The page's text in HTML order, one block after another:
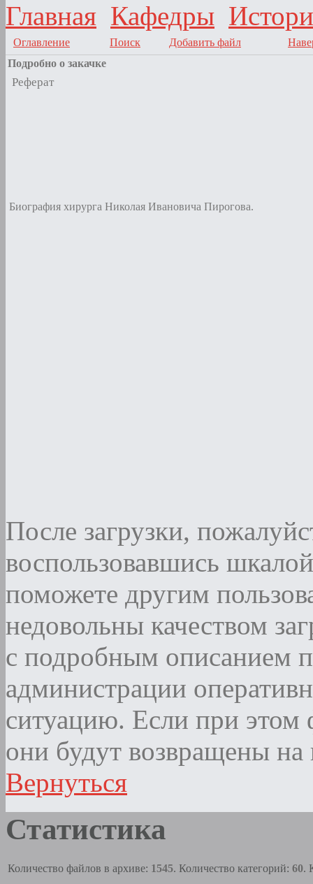
Главная Кафедры
Оглавление Поиск Добавить файл
Подробно о закачке
Реферат
Биография хирурга Николая Ивановича Пирогова.
После загрузки,
воспользовавшись
поможете другим
недовольны качеством
с подробным описанием
администрации
ситуацию. Если при этом
они будут возвращены на
Вернуться
Статистика
Количество файлов в архиве: 1545. Количество категорий: 60.